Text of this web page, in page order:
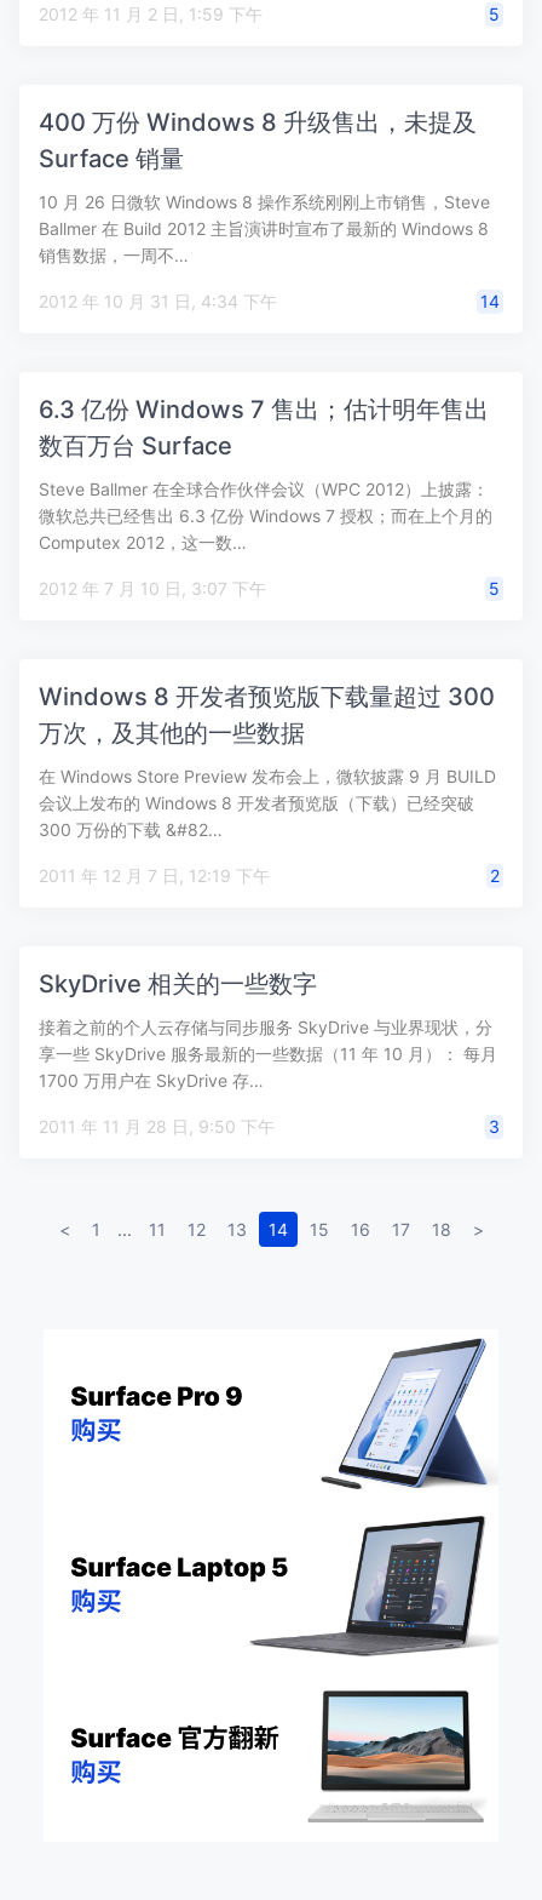
2012 年 11 月 2 日, 1:59 下午 5
400 万份 Windows 8 升级售出，未提及
Surface 销量
10 月 26 日微软 Windows 8 操作系统刚刚上市销售，Steve
Ballmer 在 Build 2012 主旨演讲时宣布了最新的 Windows 8
销售数据，一周不…
2012 年 10 月 31 日, 4:34 下午 14
6.3 亿份 Windows 7 售出；估计明年售出
数百万台 Surface
Steve Ballmer 在全球合作伙伴会议（WPC 2012）上披露：
微软总共已经售出 6.3 亿份 Windows 7 授权；而在上个月的
Computex 2012，这一数…
2012 年 7 月 10 日, 3:07 下午 5
Windows 8 开发者预览版下载量超过 300
万次，及其他的一些数据
在 Windows Store Preview 发布会上，微软披露 9 月 BUILD
会议上发布的 Windows 8 开发者预览版（下载）已经突破
300 万份的下载 &#82…
2011 年 12 月 7 日, 12:19 下午 2
SkyDrive 相关的一些数字
接着之前的个人云存储与同步服务 SkyDrive 与业界现状，分
享一些 SkyDrive 服务最新的一些数据（11 年 10 月）： 每月
1700 万用户在 SkyDrive 存…
2011 年 11 月 28 日, 9:50 下午 3
< 1 ... 11 12 13 14 15 16 17 18 >